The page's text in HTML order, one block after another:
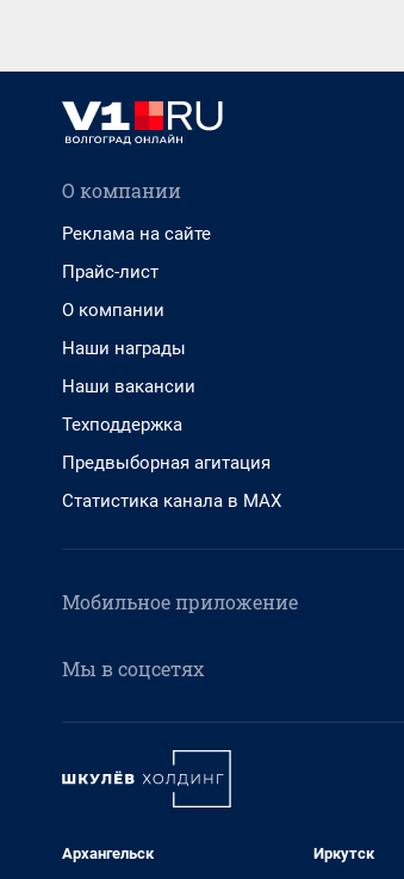
О компании
Реклама на сайте
Прайс-лист
О компании
Наши награды
Наши вакансии
Техподдержка
Предвыборная агитация
Статистика канала в MAX
Мобильное приложение
Мы в соцсетях
Архангельск
Иркутск